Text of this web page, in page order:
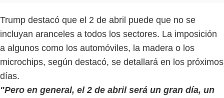
Trump destacó que el 2 de abril puede que no se
incluyan aranceles a todos los sectores. La imposición
a algunos como los automóviles, la madera o los
microchips, según destacó, se detallará en los próximos
días.
"Pero en general, el 2 de abril será un gran día, un